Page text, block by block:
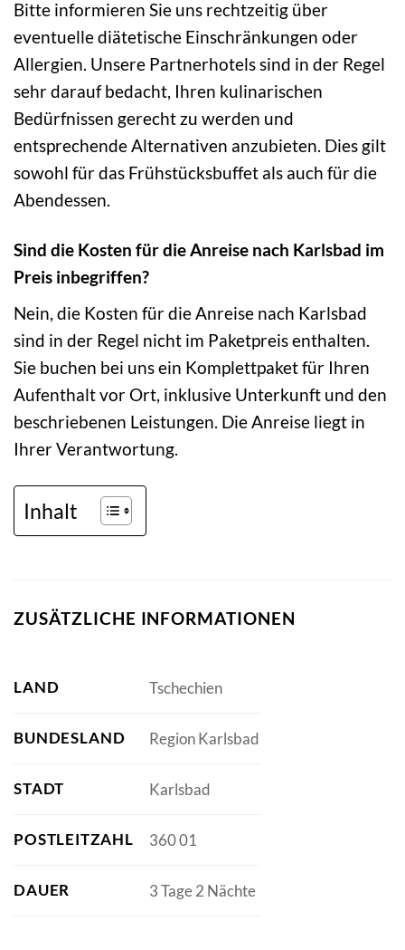
Bitte informieren Sie uns rechtzeitig über
eventuelle diätetische Einschränkungen oder
Allergien. Unsere Partnerhotels sind in der Regel
sehr darauf bedacht, Ihren kulinarischen
Bedürfnissen gerecht zu werden und
entsprechende Alternativen anzubieten. Dies gilt
sowohl für das Frühstücksbuffet als auch für die
Abendessen.
Sind die Kosten für die Anreise nach Karlsbad im
Preis inbegriffen?
Nein, die Kosten für die Anreise nach Karlsbad
sind in der Regel nicht im Paketpreis enthalten.
Sie buchen bei uns ein Komplettpaket für Ihren
Aufenthalt vor Ort, inklusive Unterkunft und den
beschriebenen Leistungen. Die Anreise liegt in
Ihrer Verantwortung.
Inhalt
ZUSÄTZLICHE INFORMATIONEN
LAND Tschechien
BUNDESLAND Region Karlsbad
STADT Karlsbad
POSTLEITZAHL 360 01
DAUER 3 Tage 2 Nächte